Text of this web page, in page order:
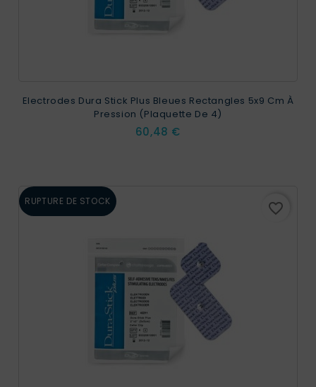
Electrodes Dura Stick Plus Bleues Rectangles 5x9 Cm À
Pression (plaquette De 4)
Prix
60,48 €
RUPTURE DE STOCK favorite_border